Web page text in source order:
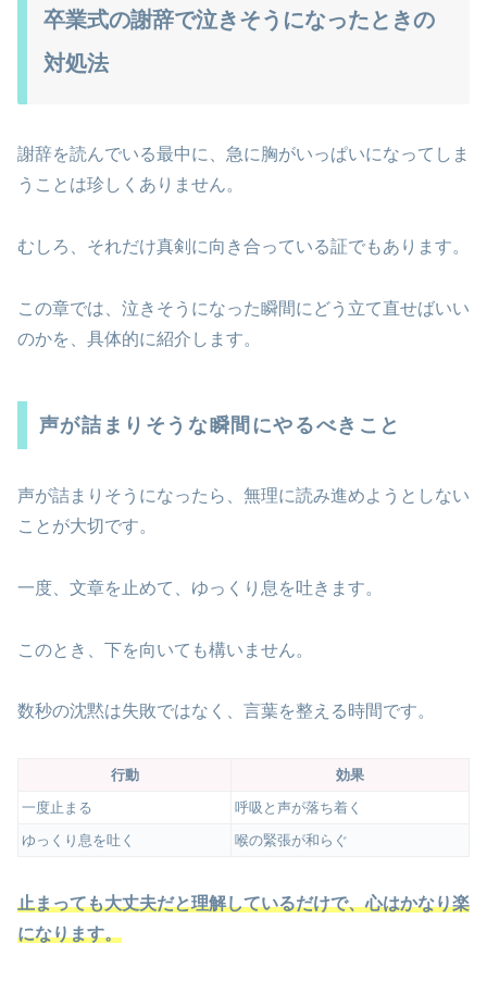
卒業式の謝辞で泣きそうになったときの
対処法
謝辞を読んでいる最中に、急に胸がいっぱいになってしま
うことは珍しくありません。
むしろ、それだけ真剣に向き合っている証でもあります。
この章では、泣きそうになった瞬間にどう立て直せばいい
のかを、具体的に紹介します。
声が詰まりそうな瞬間にやるべきこと
声が詰まりそうになったら、無理に読み進めようとしない
ことが大切です。
一度、文章を止めて、ゆっくり息を吐きます。
このとき、下を向いても構いません。
数秒の沈黙は失敗ではなく、言葉を整える時間です。
行動
効果
一度止まる
呼吸と声が落ち着く
ゆっくり息を吐く
喉の緊張が和らぐ
止まっても大丈夫だと理解しているだけで、心はかなり楽
になります。